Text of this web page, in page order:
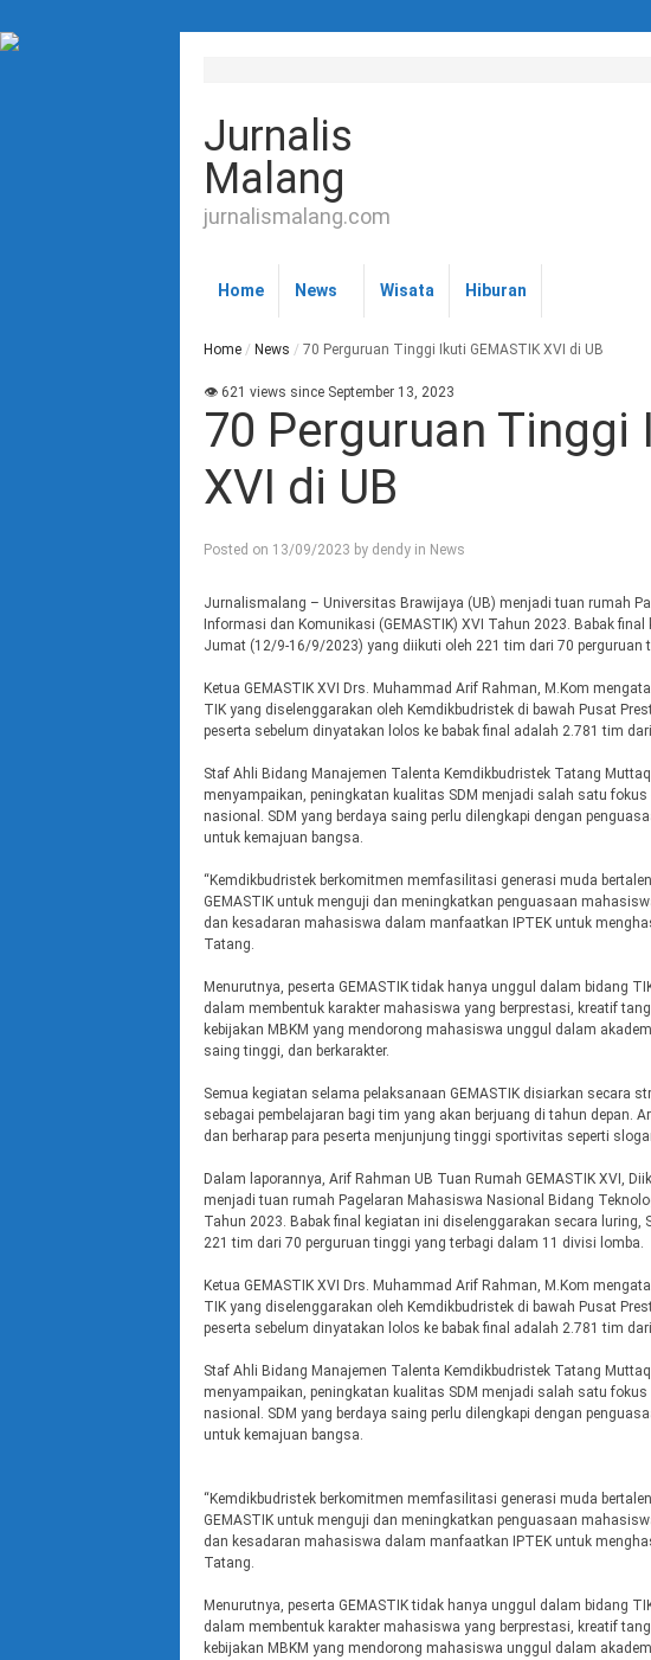
Jurnalis
Malang
jurnalismalang.com
Home News Wisata Hiburan
Home / News / 70 Perguruan Tinggi Ikuti GEMASTIK XVI di UB
👁 621 views since September 13, 2023
70 Perguruan Tinggi
XVI di UB
Posted on 13/09/2023 by dendy in News
Jurnalismalang – Universitas Brawijaya (UB) menjadi tuan rumah
Informasi dan Komunikasi (GEMASTIK) XVI Tahun 2023. Babak
Jumat (12/9-16/9/2023) yang diikuti oleh 221 tim dari 70 perguruan
Ketua GEMASTIK XVI Drs. Muhammad Arif Rahman, M.Kom
TIK yang diselenggarakan oleh Kemdikbudristek di bawah Pusat
peserta sebelum dinyatakan lolos ke babak final adalah 2.781 tim
Staf Ahli Bidang Manajemen Talenta Kemdikbudristek Tatang
menyampaikan, peningkatan kualitas SDM menjadi salah satu
nasional. SDM yang berdaya saing perlu dilengkapi dengan
untuk kemajuan bangsa.
“Kemdikbudristek berkomitmen memfasilitasi generasi muda
GEMASTIK untuk menguji dan meningkatkan penguasaan
dan kesadaran mahasiswa dalam manfaatkan IPTEK untuk
Tatang.
Menurutnya, peserta GEMASTIK tidak hanya unggul dalam bidang
dalam membentuk karakter mahasiswa yang berprestasi, kreatif
kebijakan MBKM yang mendorong mahasiswa unggul dalam
saing tinggi, dan berkarakter.
Semua kegiatan selama pelaksanaan GEMASTIK disiarkan secara
sebagai pembelajaran bagi tim yang akan berjuang di tahun depan.
dan berharap para peserta menjunjung tinggi sportivitas seperti
Dalam laporannya, Arif Rahman UB Tuan Rumah GEMASTIK XVI,
menjadi tuan rumah Pagelaran Mahasiswa Nasional Bidang
Tahun 2023. Babak final kegiatan ini diselenggarakan secara
221 tim dari 70 perguruan tinggi yang terbagi dalam 11 divisi lomba.
Ketua GEMASTIK XVI Drs. Muhammad Arif Rahman, M.Kom
TIK yang diselenggarakan oleh Kemdikbudristek di bawah Pusat
peserta sebelum dinyatakan lolos ke babak final adalah 2.781 tim
Staf Ahli Bidang Manajemen Talenta Kemdikbudristek Tatang
menyampaikan, peningkatan kualitas SDM menjadi salah satu
nasional. SDM yang berdaya saing perlu dilengkapi dengan
untuk kemajuan bangsa.
“Kemdikbudristek berkomitmen memfasilitasi generasi muda
GEMASTIK untuk menguji dan meningkatkan penguasaan
dan kesadaran mahasiswa dalam manfaatkan IPTEK untuk
Tatang.
Menurutnya, peserta GEMASTIK tidak hanya unggul dalam bidang
dalam membentuk karakter mahasiswa yang berprestasi, kreatif
kebijakan MBKM yang mendorong mahasiswa unggul dalam